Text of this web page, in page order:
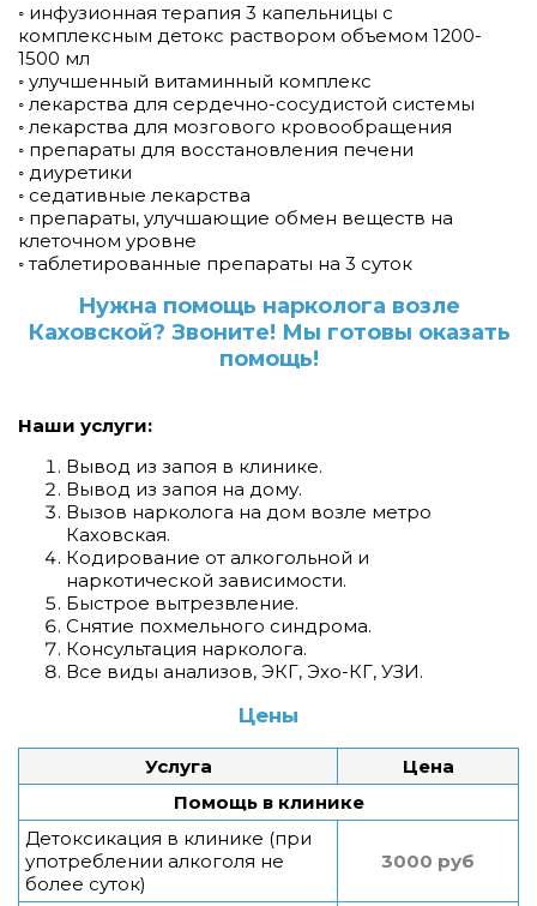
◦ инфузионная терапия 3 капельницы с
комплексным детокс раствором объемом 1200-
1500 мл
◦ улучшенный витаминный комплекс
◦ лекарства для сердечно-сосудистой системы
◦ лекарства для мозгового кровообращения
◦ препараты для восстановления печени
◦ диуретики
◦ седативные лекарства
◦ препараты, улучшающие обмен веществ на
клеточном уровне
◦ таблетированные препараты на 3 суток
Нужна помощь нарколога возле
Каховской? Звоните! Мы готовы оказать
помощь!
Наши услуги:
Вывод из запоя в клинике.
Вывод из запоя на дому.
Вызов нарколога на дом возле метро
Каховская.
Кодирование от алкогольной и
наркотической зависимости.
Быстрое вытрезвление.
Снятие похмельного синдрома.
Консультация нарколога.
Все виды анализов, ЭКГ, Эхо-КГ, УЗИ.
Цены
Услуга
Цена
Помощь в клинике
Детоксикация в клинике (при
употреблении алкоголя не
более суток)
3000 руб